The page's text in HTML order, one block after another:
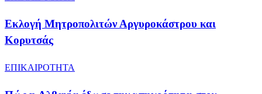
Εκλογή Μητροπολιτών Αργυροκάστρου και
Κορυτσάς
ΕΠΙΚΑΙΡΟΤΗΤΑ